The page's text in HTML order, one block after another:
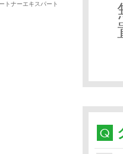
トナーエキスパート